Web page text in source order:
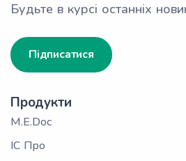
Будьте в курсі останніх
Підписатися
Продукти
M.E.Doc
ІС Про